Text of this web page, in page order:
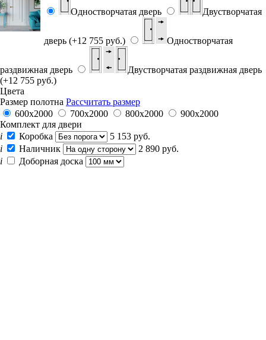
Одностворчатая дверь Двустворчатая
дверь (+12 755 руб.) Одностворчатая
раздвижная дверь
Двустворчатая раздвижная дверь
(+12 755 руб.)
Цвета
Размер полотна Рассчитать размер
600x2000
700x2000 800x2000
900x2000
Комплект для двери
i
Коробка
5 153 руб.
i
Наличник
2 890 руб.
i
Доборная доска